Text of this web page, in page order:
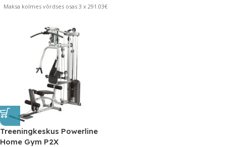
Maksa kolmes võrdses osas 3 x 291.03€
Treeningkeskus Powerline
Home Gym P2X